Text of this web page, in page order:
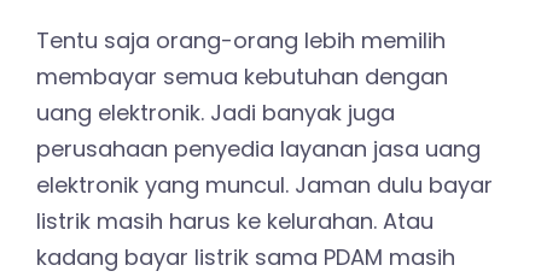
Tentu saja orang-orang lebih memilih
membayar semua kebutuhan dengan
uang elektronik. Jadi banyak juga
perusahaan penyedia layanan jasa uang
elektronik yang muncul. Jaman dulu bayar
listrik masih harus ke kelurahan. Atau
kadang bayar listrik sama PDAM masih